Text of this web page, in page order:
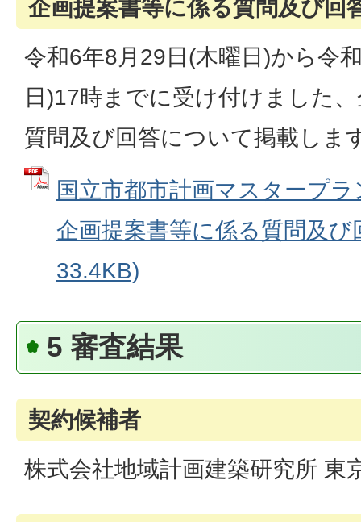
企画提案書等に係る質問及び回
令和6年8月29日(木曜日)から令
日)17時までに受け付けました
質問及び回答について掲載しま
国立市都市計画マスタープ
企画提案書等に係る質問及
33.4KB)
5 審査結果
契約候補者
株式会社地域計画建築研究所 東